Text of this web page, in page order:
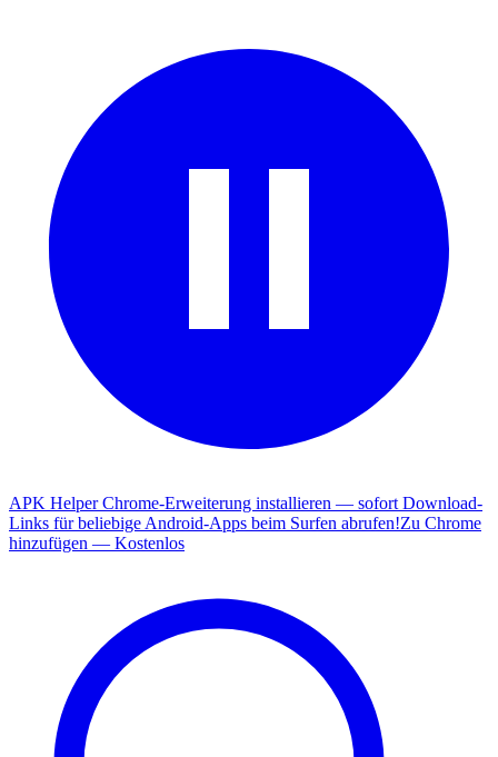
APK Helper Chrome-Erweiterung installieren — sofort Download-
Links für beliebige Android-Apps beim Surfen abrufen!Zu Chrome
hinzufügen — Kostenlos